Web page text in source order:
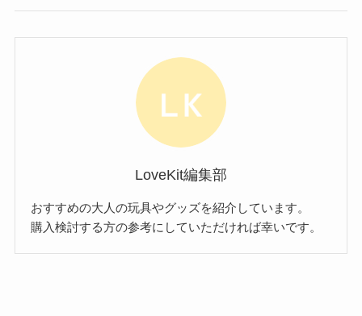
LoveKit編集部
おすすめの大人の玩具やグッズを紹介しています。
購入検討する方の参考にしていただければ幸いです。